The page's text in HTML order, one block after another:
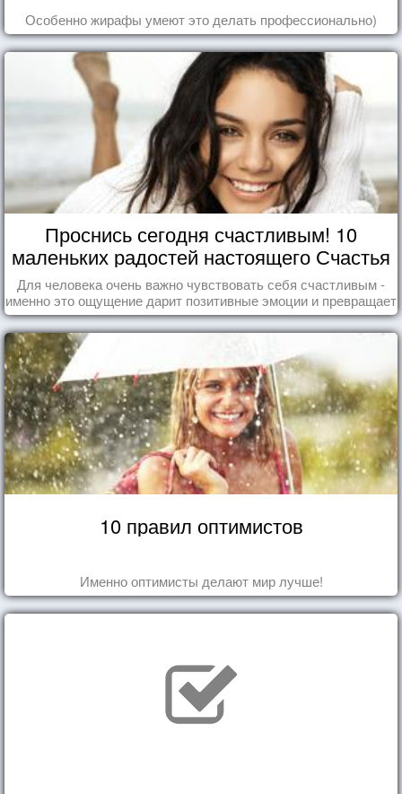
Особенно жирафы умеют это делать профессионально)
Проснись сегодня счастливым! 10
маленьких радостей настоящего Счастья
Для человека очень важно чувствовать себя счастливым -
именно это ощущение дарит позитивные эмоции и превращает
каждый день в маленький праздник.
10 правил оптимистов
Именно оптимисты делают мир лучше!